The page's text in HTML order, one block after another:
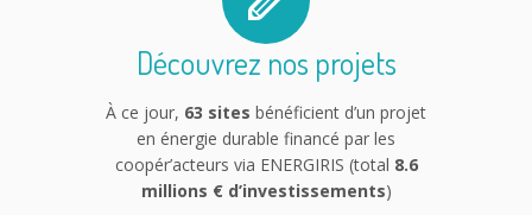
Découvrez nos projets
À ce jour, 63 sites bénéficient d’un projet
en énergie durable financé par les
coopér’acteurs via ENERGIRIS (total 8.6
millions € d’investissements)